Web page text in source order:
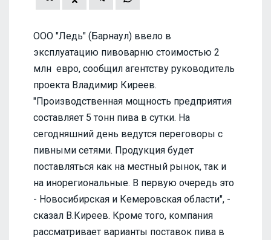
ООО "Ледь" (Барнаул) ввело в
эксплуатацию пивоварню стоимостью 2
млн евро, сообщил агентству руководитель
проекта Владимир Киреев.
"Производственная мощность предприятия
составляет 5 тонн пива в сутки. На
сегодняшний день ведутся переговоры с
пивными сетями. Продукция будет
поставляться как на местный рынок, так и
на инорегиональные. В первую очередь это
- Новосибирская и Кемеровская области", -
сказал В.Киреев. Кроме того, компания
рассматривает варианты поставок пива в